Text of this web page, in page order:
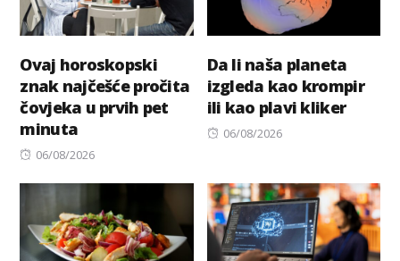
Ovaj horoskopski
znak najčešće pročita
čovjeka u prvih pet
minuta
Posted
06/08/2026
Da li naša planeta
izgleda kao krompir
ili kao plavi kliker
Posted
06/08/2026